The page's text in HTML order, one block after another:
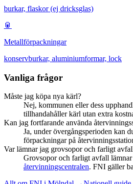
burkar, flaskor (ej dricksglas)
🥫
Metallförpackningar
konservburkar, aluminiumformar, lock
Vanliga frågor
Måste jag köpa nya kärl?
Nej, kommunen eller dess
tillhandahåller kärl utan extra
Kan jag fortfarande använda
Ja, under övergångsperioden kan
förpackningar på
Var lämnar jag grovsopor och farligt
Grovsopor och farligt avfall
återvinningscentralen. FNI gäller